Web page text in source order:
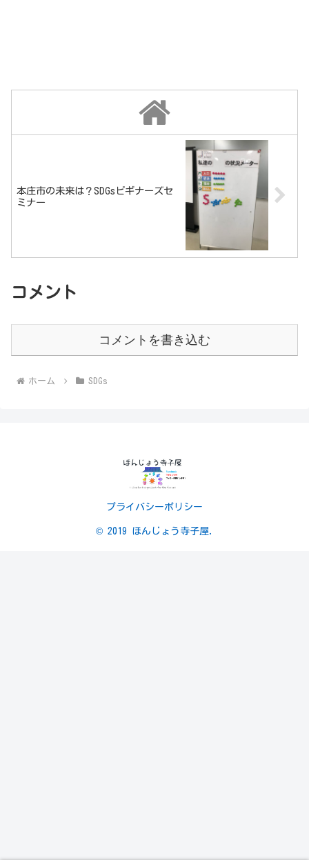
本庄市の未来は？SDGsビギナーズセ
ミナー
コメント
コメントを書き込む
ホーム SDGs
プライバシーポリシー
© 2019 ほんじょう寺子屋.